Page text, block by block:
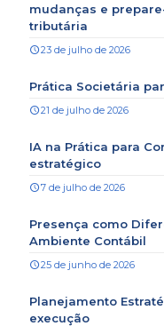
mudanças e
tributária
23 de julho de 2026
Prática Societária
21 de julho de 2026
IA na Prática para
estratégico
7 de julho de 2026
Presença como
Ambiente Contábil
25 de junho de 2026
Planejamento
execução